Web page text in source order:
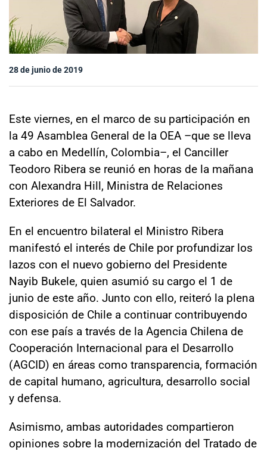
Subsecretaría de Relaciones Económicas
Internacionales
Sala de prensa
28 de junio de 2019
Este viernes, en el marco de su participación en
la 49 Asamblea General de la OEA –que se lleva
a cabo en Medellín, Colombia–, el Canciller
Teodoro Ribera se reunió en horas de la mañana
con Alexandra Hill, Ministra de Relaciones
Exteriores de El Salvador.
En el encuentro bilateral el Ministro Ribera
manifestó el interés de Chile por profundizar los
lazos con el nuevo gobierno del Presidente
Nayib Bukele, quien asumió su cargo el 1 de
junio de este año. Junto con ello, reiteró la plena
disposición de Chile a continuar contribuyendo
con ese país a través de la Agencia Chilena de
Cooperación Internacional para el Desarrollo
(AGCID) en áreas como transparencia, formación
de capital humano, agricultura, desarrollo social
y defensa.
Asimismo, ambas autoridades compartieron
opiniones sobre la modernización del Tratado de